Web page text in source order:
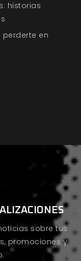
historias
en
sobre tus
promociones y